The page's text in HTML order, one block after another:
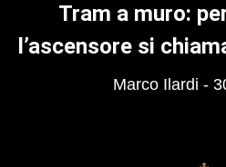
Tram a muro:
l’ascensore si
Marco Ilardi